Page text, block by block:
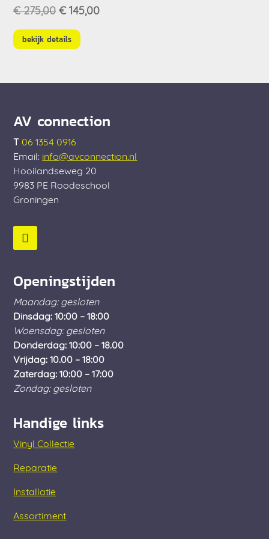
€275,00 Oorspronkelijke
was:
€ 275,00.
€ 145,00Huidige
bekijk details
AV connection
T 06 1354 0916
Email: info@avconnection.nl
Hooilandseweg 20
9983 PE Roodeschool
Groningen
Openingstijden
Maandag: gesloten
Dinsdag: 10:00 – 18:00
Woensdag: gesloten
Donderdag: 10:00 – 18.00
Vrijdag: 10.00 – 18:00
Zaterdag: 10:00 – 17:00
Zondag: gesloten
Handige links
Vinyl Collectie
Reparatie
Installatie
Assortiment